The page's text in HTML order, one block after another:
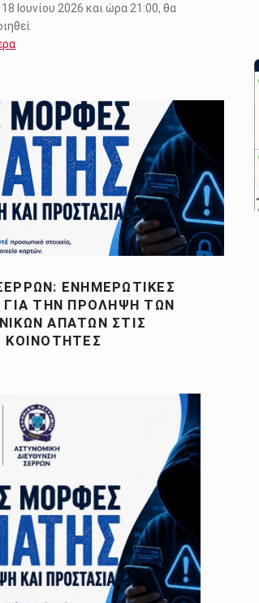
Ιουνίου 2026 και ώρα 21:00, θα
ΕΝΗΜΕΡΩΤΙΚΈΣ
ΓΙΑ ΤΗΝ ΠΡΌΛΗΨΗ ΤΩΝ
ΑΠΑΤΏΝ ΣΤΙΣ
ΚΟΙΝΌΤΗΤΕΣ